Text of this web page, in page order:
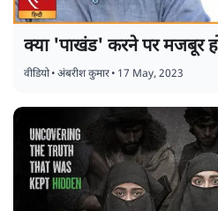
क्या 'पाखंड' करने पर मजबूर
वीडियो•अंबरीश कुमार• 17 May, 2023